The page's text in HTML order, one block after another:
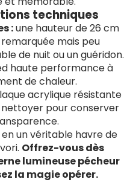
techniques
:une hauteur de 26 cm
mais peu
de nuit ou un guéridon.
haute performance à
de chaleur.
acrylique résistante
pour conserver
un véritable havre de
Offrez-vous dès
lumineuse pécheur
la magie opérer.